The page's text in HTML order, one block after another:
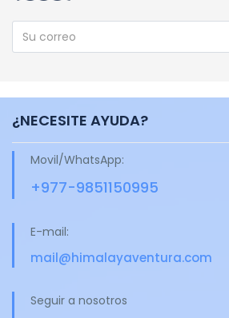
¿NECESITE AYUDA?
Movil/WhatsApp:
+977-9851150995
E-mail:
mail@himalayaventura.com
Seguir a nosotros